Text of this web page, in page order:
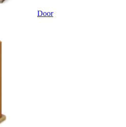
Door